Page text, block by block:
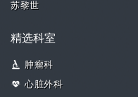
苏黎世
精选科室
肿瘤科
心脏外科